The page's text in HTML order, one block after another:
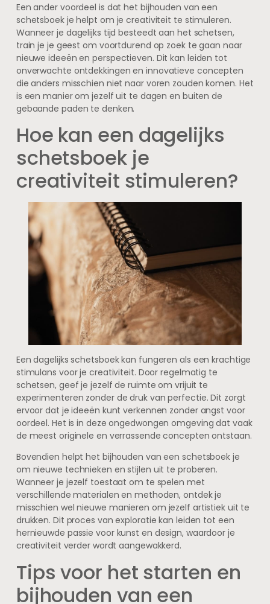
Een ander voordeel is dat het bijhouden van een
schetsboek je helpt om je creativiteit te stimuleren.
Wanneer je dagelijks tijd besteedt aan het schetsen,
train je je geest om voortdurend op zoek te gaan naar
nieuwe ideeën en perspectieven. Dit kan leiden tot
onverwachte ontdekkingen en innovatieve concepten
die anders misschien niet naar voren zouden komen. Het
is een manier om jezelf uit te dagen en buiten de
gebaande paden te denken.
Hoe kan een dagelijks
schetsboek je
creativiteit stimuleren?
Een dagelijks schetsboek kan fungeren als een krachtige
stimulans voor je creativiteit. Door regelmatig te
schetsen, geef je jezelf de ruimte om vrijuit te
experimenteren zonder de druk van perfectie. Dit zorgt
ervoor dat je ideeën kunt verkennen zonder angst voor
oordeel. Het is in deze ongedwongen omgeving dat vaak
de meest originele en verrassende concepten ontstaan.
Bovendien helpt het bijhouden van een schetsboek je
om nieuwe technieken en stijlen uit te proberen.
Wanneer je jezelf toestaat om te spelen met
verschillende materialen en methoden, ontdek je
misschien wel nieuwe manieren om jezelf artistiek uit te
drukken. Dit proces van exploratie kan leiden tot een
hernieuwde passie voor kunst en design, waardoor je
creativiteit verder wordt aangewakkerd.
Tips voor het starten en
bijhouden van een